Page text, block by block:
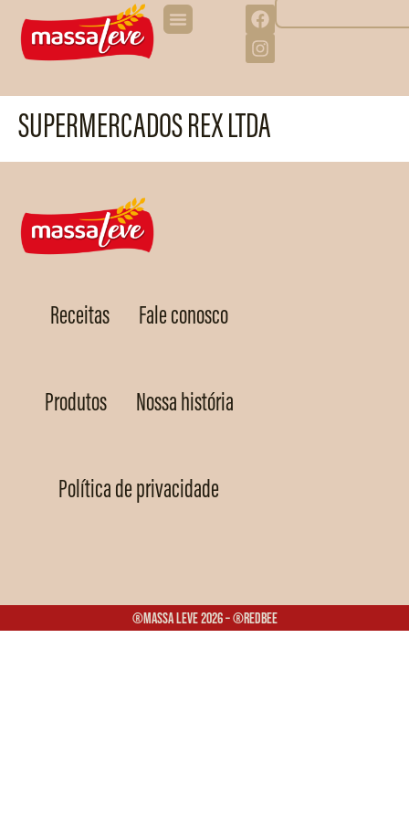
SUPERMERCADOS REX LTDA
Receitas Fale conosco
Produtos Nossa história
Política de privacidade
®Massa Leve 2026 – ®Redbee